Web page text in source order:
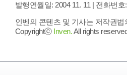
발행연월일: 2004 11. 11 | 전화번호
인벤의 콘텐츠 및 기사는 저작권
Copyrightⓒ Inven.All rights